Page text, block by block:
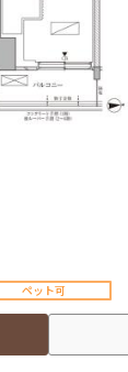
ペット可